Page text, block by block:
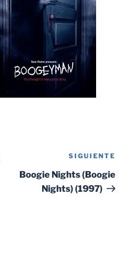
SIGUIENTE
Boogie Nights (Boogie
Nights) (1997)